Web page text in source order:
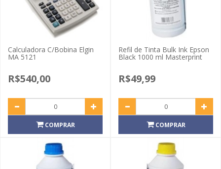
Calculadora C/Bobina Elgin
MA 5121
R$540,00
COMPRAR
Refil de Tinta Bulk Ink Epson
Black 1000 ml Masterprint
R$49,99
COMPRAR